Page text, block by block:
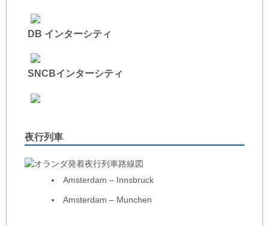
DB インターシティ
SNCBインターシティ
夜行列車
Amsterdam – Innsbruck
Amsterdam – Munchen